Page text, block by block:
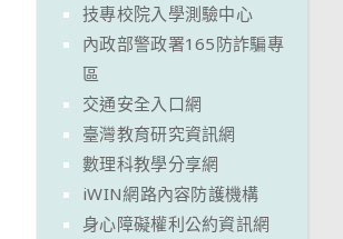
技專校院入學測驗中心
內政部警政署165防詐騙專
區
交通安全入口網
臺灣教育研究資訊網
數理科教學分享網
iWIN網路內容防護機構
身心障礙權利公約資訊網